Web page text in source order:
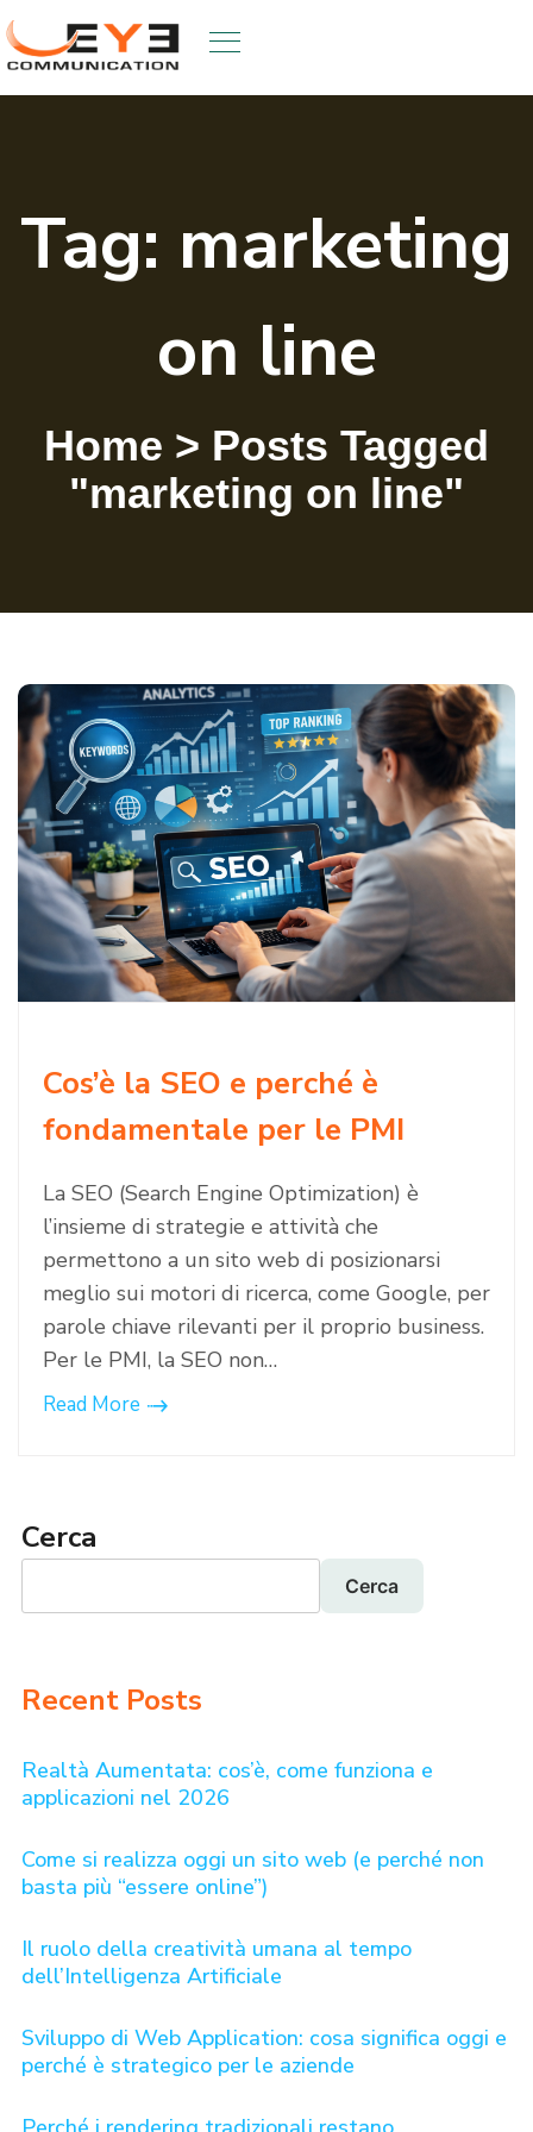
Skip
to
Tag: marketing
on line
Home > Posts Tagged
"marketing on line"
Cos’è la SEO e perché è
fondamentale per le PMI
La SEO (Search Engine Optimization) è
l’insieme di strategie e attività che
permettono a un sito web di posizionarsi
meglio sui motori di ricerca, come Google, per
parole chiave rilevanti per il proprio business.
Per le PMI, la SEO non…
Read More
Cerca
Cerca
Recent Posts
Realtà Aumentata: cos’è, come funziona e
applicazioni nel 2026
Come si realizza oggi un sito web (e perché non
basta più “essere online”)
Il ruolo della creatività umana al tempo
dell’Intelligenza Artificiale
Sviluppo di Web Application: cosa significa oggi e
perché è strategico per le aziende